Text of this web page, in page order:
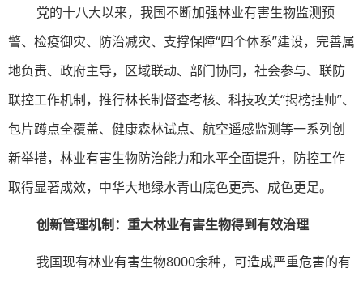
党的十八大以来，我国不断加强林业有害生物监测预
警、检疫御灾、防治减灾、支撑保障“四个体系”建设，完善属
地负责、政府主导，区域联动、部门协同，社会参与、联防
联控工作机制，推行林长制督查考核、科技攻关“揭榜挂帅”、
包片蹲点全覆盖、健康森林试点、航空遥感监测等一系列创
新举措，林业有害生物防治能力和水平全面提升，防控工作
取得显著成效，中华大地绿水青山底色更亮、成色更足。
创新管理机制：重大林业有害生物得到有效治理
我国现有林业有害生物8000余种，可造成严重危害的有